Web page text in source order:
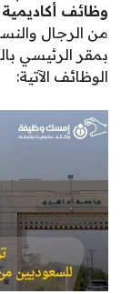
وظائف أكاديمية
من الرجال
بمقر الرئيسي
الوظائف الآتية: